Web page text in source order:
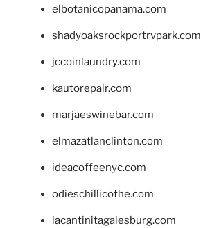
elbotanicopanama.com
shadyoaksrockportrvpark.com
jccoinlaundry.com
kautorepair.com
marjaeswinebar.com
elmazatlanclinton.com
ideacoffeenyc.com
odieschillicothe.com
lacantinitagalesburg.com